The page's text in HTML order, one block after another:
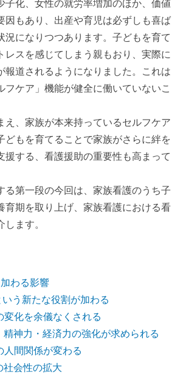
子化、女性の就労率増加のほか、価値
因もあり、出産や育児は必ずしも喜ば
況になりつつあります。子どもを育て
レスを感じてしまう親もおり、実際に
報道されるようになりました。これは
フケア」機能が健全に働いていないこ
え、家族が本来持っているセルフケア
どもを育てることで家族がさらに絆を
援する、看護援助の重要性も高まって
る第一段の今回は、家族看護のうち子
育期を取り上げ、家族看護における看
ます。
わる影響
いう新たな役割が加わる
変化を余儀なくされる
精神力・経済力の強化が求められる
人間関係が変わる
社会性の拡大